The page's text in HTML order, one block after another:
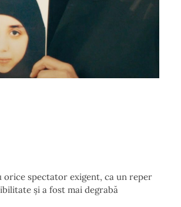
orice spectator exigent, ca un reper
și a fost mai degrabă